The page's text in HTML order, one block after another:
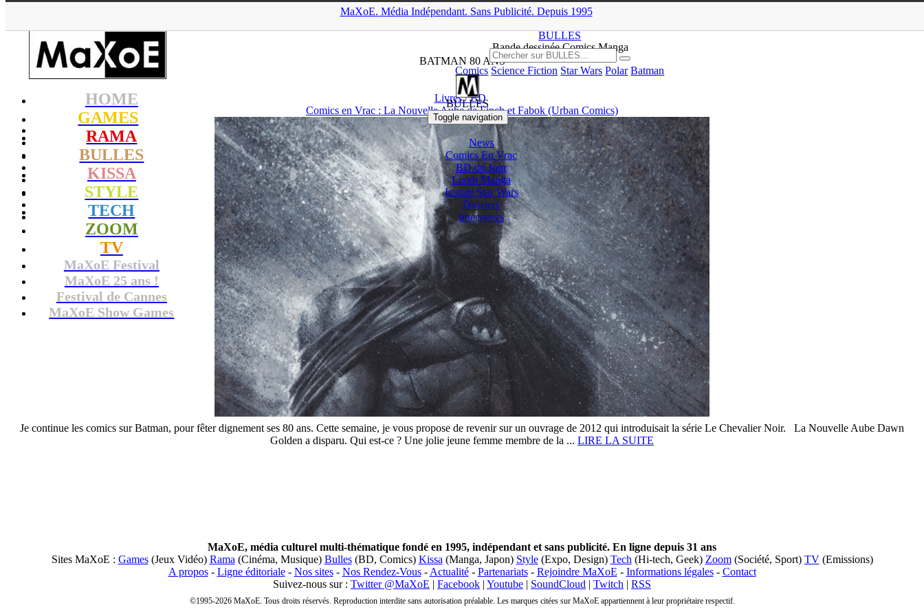
MaXoE. Média Indépendant. Sans Publicité. Depuis 1995
HOME
GAMES
RAMA
BULLES
KISSA
STYLE
TECH
ZOOM
TV
MaXoE Festival
MaXoE 25 ans !
Festival de Cannes
MaXoE Show Games
BULLES
Bande dessinée Comics Manga
Comics Science Fiction Star Wars Polar Batman
BULLES
Toggle navigation
News
Comics En Vrac
BD du Jour
Lundi Manga
Instant Star Wars
Dossiers
Interviews
▲
BATMAN 80 ANS
Livres / BD
Comics en Vrac : La Nouvelle Aube de Finch et Fabok (Urban Comics)
Je continue les comics sur Batman, pour fêter dignement ses 80 ans. Cette semaine, je vous propose de revenir sur un ouvrage de 2012 qui introduisait la série Le Chevalier Noir. La Nouvelle Aube Dawn
Golden a disparu. Qui est-ce ? Une jolie jeune femme membre de la ... LIRE LA SUITE
MaXoE, média culturel multi-thématique fondé en 1995, indépendant et sans publicité. En ligne depuis 31 ans
Sites MaXoE : Games(Jeux Vidéo) Rama (Cinéma, Musique) Bulles(BD, Comics) Kissa (Manga, Japon) Style(Expo, Design) Tech (Hi-tech, Geek) Zoom(Société, Sport) TV(Emissions)
A propos- Ligne éditoriale- Nos sites- Nos Rendez-Vous- Actualité- Partenariats- Rejoindre MaXoE - Informations légales- Contact
Suivez-nous sur : Twitter @MaXoE | Facebook | Youtube | SoundCloud | Twitch | RSS
©1995-2026 MaXoE. Tous droits réservés. Reproduction interdite sans autorisation préalable. Les marques citées sur MaXoE appartiennent à leur propriétaire respectif.